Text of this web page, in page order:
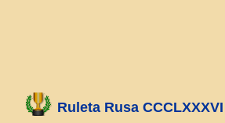
Ruleta Rusa CCCLXXXVI